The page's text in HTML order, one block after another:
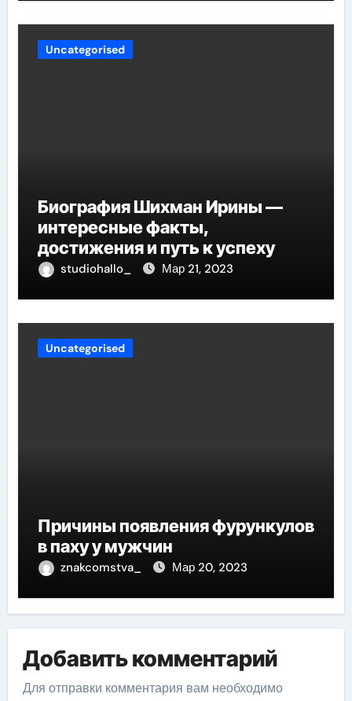
Uncategorised
Биография Шихман Ирины —
интересные факты,
достижения и путь к успеху
studiohallo_ Мар 21, 2023
Uncategorised
Причины появления фурункулов
в паху у мужчин
znakcomstva_ Мар 20, 2023
Добавить комментарий
Для отправки комментария вам необходимо